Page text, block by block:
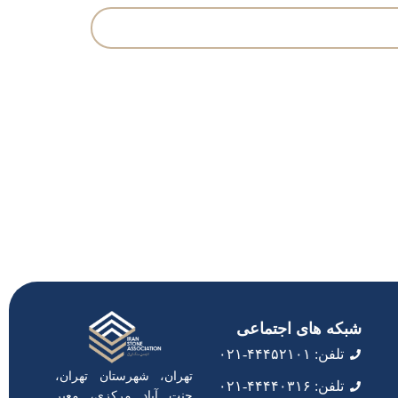
شبکه های اجتماعی
تلفن: ۴۴۴۵۲۱۰۱-۰۲۱
تلفن: ۴۴۴۴۰۳۱۶-۰۲۱
تهران، شهرستان تهران،